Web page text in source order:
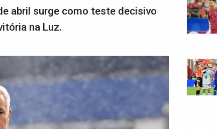
abril surge como teste decisivo
na Luz.